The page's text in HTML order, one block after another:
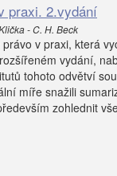
praxi. 2.vydání
- C. H. Beck
v praxi, která
vydání,
tohoto odvětví
míře snažili
zohlednit